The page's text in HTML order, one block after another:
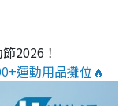
2026！
運動用品攤位🔥